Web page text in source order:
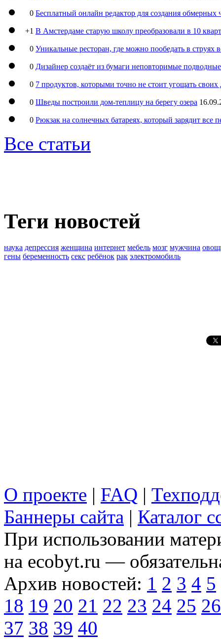
0 Бесплатный онлайн редактор для создания обмерных
+1 В Амстердаме старую школу преобразовали в 10
0 Уникальные ресторан, где можно пообедать в струях
0 Дизайнер создаёт из бумаги неповторимые
0 7 продуктов, которыми точно не стоит угощать
0 Шведы построили дом-теплицу на берегу озера
0 Рюкзак на солнечных батареях, который зарядит все
Все статьи
Теги новостей
наука депрессия женщина интернет мебель мозг мужчина
гены беременность секс ребёнок рак электромобиль
О проекте | FAQ |
Баннеры сайта | Каталог
При использовании
на ecobyt.ru —
Архив новостей: 1 2 3 4 5
18 19 20 21 22 23 24 25 26
37 38 39 40